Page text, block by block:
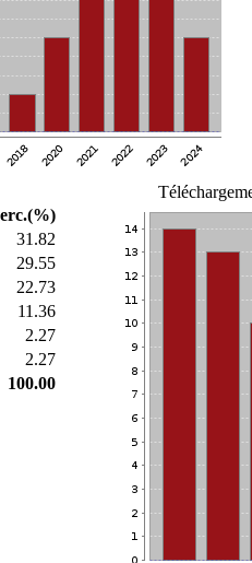
31.82
29.55
22.73
11.36
2.27
2.27
100.00